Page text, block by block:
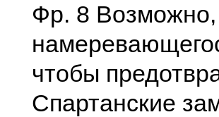
Фр. 8 Возможно,
чтобы
Спартанские